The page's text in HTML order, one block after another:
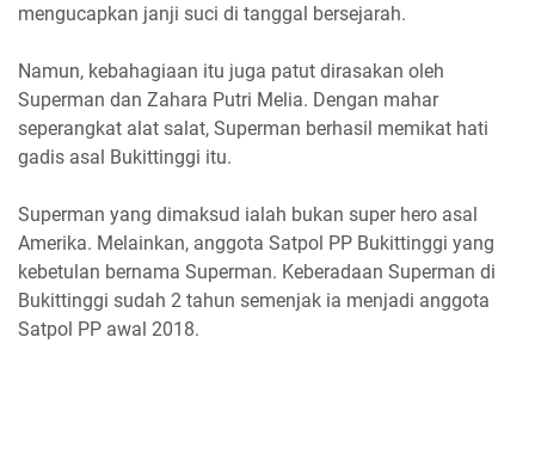
mengucapkan janji suci di tanggal bersejarah.
Namun, kebahagiaan itu juga patut dirasakan oleh
Superman dan Zahara Putri Melia. Dengan mahar
seperangkat alat salat, Superman berhasil memikat hati
gadis asal Bukittinggi itu.
Superman yang dimaksud ialah bukan super hero asal
Amerika. Melainkan, anggota Satpol PP Bukittinggi yang
kebetulan bernama Superman. Keberadaan Superman di
Bukittinggi sudah 2 tahun semenjak ia menjadi anggota
Satpol PP awal 2018.